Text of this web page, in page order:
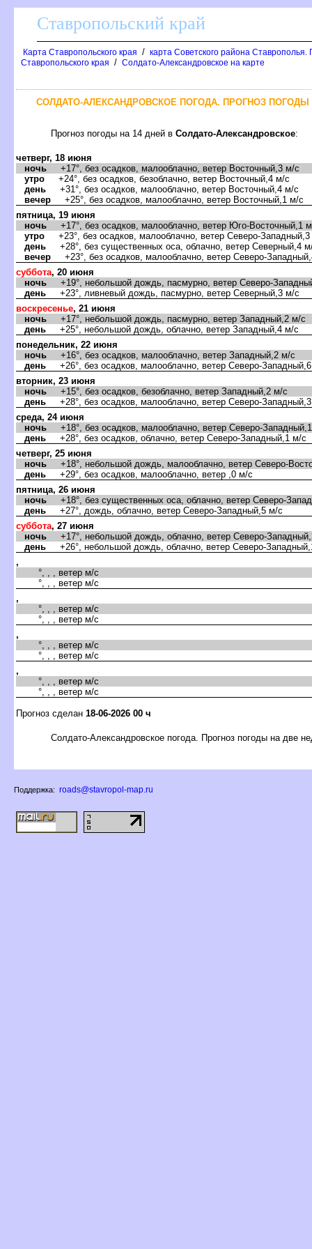
Ставропольский край
Карта Ставропольского края / карта Советского района
Ставропольского края / Солдато-Александровское на карте
СОЛДАТО-АЛЕКСАНДРОВСКОЕ ПОГОДА. ПРОГНОЗ
Прогноз погоды на 14 дней в Солдато-Александровское:
четверг, 18 июня
ночь +17°, без осадков, малооблачно, ветер Восточный,3 м/с
утро +24°, без осадков, безоблачно, ветер Восточный,4 м/с
день +31°, без осадков, малооблачно, ветер Восточный,4 м/с
вечер +25°, без осадков, малооблачно, ветер Восточный,1 м/с
пятница, 19 июня
ночь +17°, без осадков, малооблачно, ветер Юго-Восточный,1
утро +23°, без осадков, малооблачно, ветер Северо-
день +28°, без существенных оса, облачно, ветер Северный,4
вечер +23°, без осадков, малооблачно, ветер Северо-
суббота, 20 июня
ночь +19°, небольшой дождь, пасмурно, ветер Северо-
день +23°, ливневый дождь, пасмурно, ветер Северный,3 м/с
воскресенье, 21 июня
ночь +17°, небольшой дождь, пасмурно, ветер Западный,2 м/с
день +25°, небольшой дождь, облачно, ветер Западный,4 м/с
понедельник, 22 июня
ночь +16°, без осадков, малооблачно, ветер Западный,2 м/с
день +26°, без осадков, малооблачно, ветер Северо-
вторник, 23 июня
ночь +15°, без осадков, безоблачно, ветер Западный,2 м/с
день +28°, без осадков, малооблачно, ветер Северо-
среда, 24 июня
ночь +18°, без осадков, малооблачно, ветер Северо-
день +28°, без осадков, облачно, ветер Северо-Западный,1 м/с
четверг, 25 июня
ночь +18°, небольшой дождь, малооблачно, ветер Северо-
день +29°, без осадков, малооблачно, ветер ,0 м/с
пятница, 26 июня
ночь +18°, без существенных оса, облачно, ветер Северо-
день +27°, дождь, облачно, ветер Северо-Западный,5 м/с
суббота, 27 июня
ночь +17°, небольшой дождь, облачно, ветер Северо-
день +26°, небольшой дождь, облачно, ветер Северо-
,
°, , , ветер м/с
°, , , ветер м/с
,
°, , , ветер м/с
°, , , ветер м/с
,
°, , , ветер м/с
°, , , ветер м/с
,
°, , , ветер м/с
°, , , ветер м/с
Прогноз сделан 18-06-2026 00 ч
Солдато-Александровское погода. Прогноз погоды на две
Поддержка: roads@stavropol-map.ru